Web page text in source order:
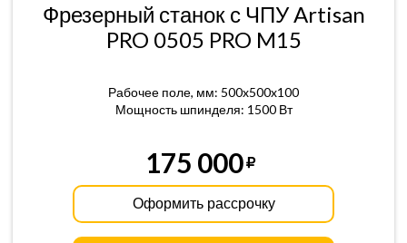
Фрезерный станок с ЧПУ Artisan
PRO 0505 PRO M15
Рабочее поле, мм: 500x500x100
Мощность шпинделя: 1500 Вт
175 000
Оформить рассрочку